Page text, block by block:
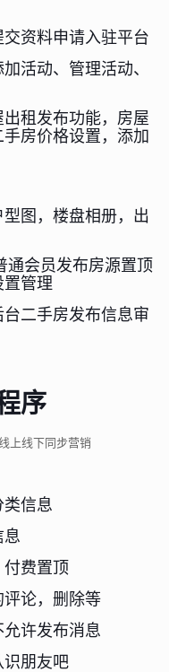
资料申请入驻平台
活动、管理活动、
租发布功能，房屋
房价格设置，添加
图，楼盘相册，出
通会员发布房源置顶
管理
二手房发布信息审
序
上线下同步营销
信息
息
费置顶
论，删除等
许发布消息
识朋友吧